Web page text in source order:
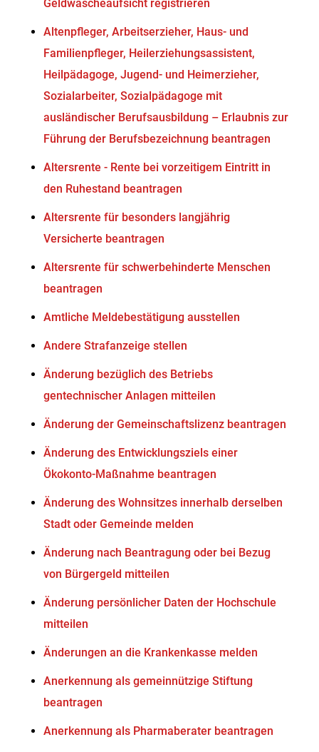
Geldwäscheaufsicht registrieren
Altenpfleger, Arbeitserzieher, Haus- und
Familienpfleger, Heilerziehungsassistent,
Heilpädagoge, Jugend- und Heimerzieher,
Sozialarbeiter, Sozialpädagoge mit
ausländischer Berufsausbildung – Erlaubnis zur
Führung der Berufsbezeichnung beantragen
Altersrente - Rente bei vorzeitigem Eintritt in
den Ruhestand beantragen
Altersrente für besonders langjährig
Versicherte beantragen
Altersrente für schwerbehinderte Menschen
beantragen
Amtliche Meldebestätigung ausstellen
Andere Strafanzeige stellen
Änderung bezüglich des Betriebs
gentechnischer Anlagen mitteilen
Änderung der Gemeinschaftslizenz beantragen
Änderung des Entwicklungsziels einer
Ökokonto-Maßnahme beantragen
Änderung des Wohnsitzes innerhalb derselben
Stadt oder Gemeinde melden
Änderung nach Beantragung oder bei Bezug
von Bürgergeld mitteilen
Änderung persönlicher Daten der Hochschule
mitteilen
Änderungen an die Krankenkasse melden
Anerkennung als gemeinnützige Stiftung
beantragen
Anerkennung als Pharmaberater beantragen